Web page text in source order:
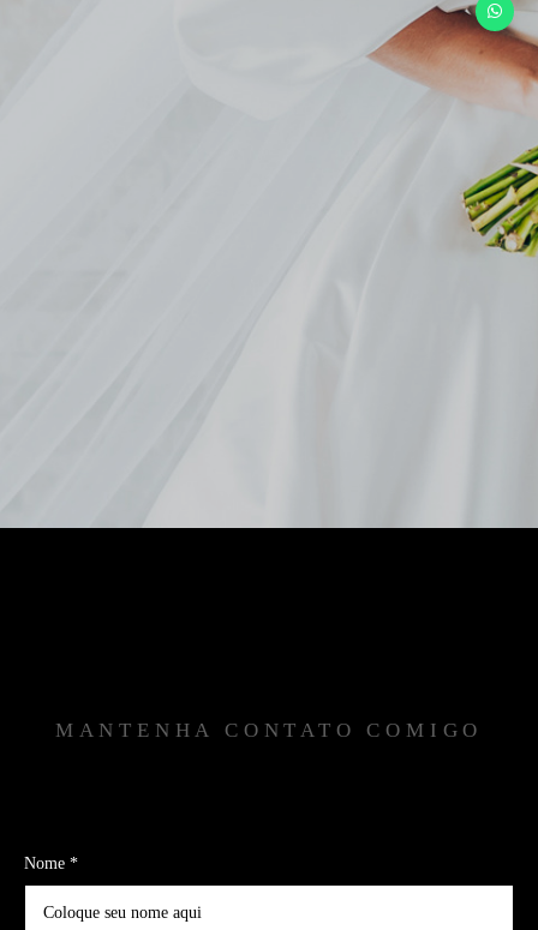
MANTENHA CONTATO COMIGO
Nome *